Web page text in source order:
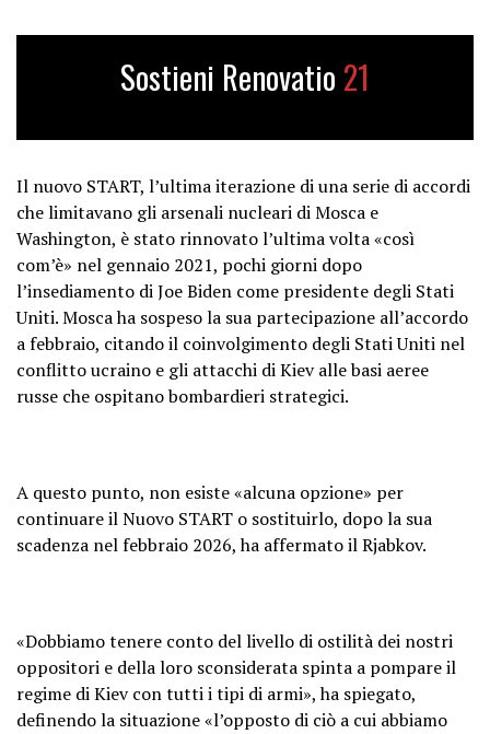
Sostieni Renovatio 21
Il nuovo START, l’ultima iterazione di una serie di accordi
che limitavano gli arsenali nucleari di Mosca e
Washington, è stato rinnovato l’ultima volta «così
com’è» nel gennaio 2021, pochi giorni dopo
l’insediamento di Joe Biden come presidente degli Stati
Uniti. Mosca ha sospeso la sua partecipazione all’accordo
a febbraio, citando il coinvolgimento degli Stati Uniti nel
conflitto ucraino e gli attacchi di Kiev alle basi aeree
russe che ospitano bombardieri strategici.
A questo punto, non esiste «alcuna opzione» per
continuare il Nuovo START o sostituirlo, dopo la sua
scadenza nel febbraio 2026, ha affermato il Rjabkov.
«Dobbiamo tenere conto del livello di ostilità dei nostri
oppositori e della loro sconsiderata spinta a pompare il
regime di Kiev con tutti i tipi di armi», ha spiegato,
definendo la situazione «l’opposto di ciò a cui abbiamo